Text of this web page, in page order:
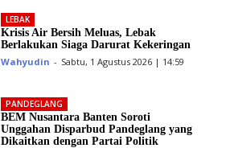
LEBAK
Krisis Air Bersih Meluas, Lebak
Berlakukan Siaga Darurat Kekeringan
Wahyudin - Sabtu, 1 Agustus 2026 | 14:59
PANDEGLANG
BEM Nusantara Banten Soroti
Unggahan Disparbud Pandeglang yang
Dikaitkan dengan Partai Politik